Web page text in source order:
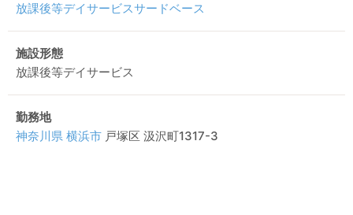
放課後等デイサービスサードベース
施設形態
放課後等デイサービス
勤務地
神奈川県 横浜市 戸塚区 汲沢町1317-3